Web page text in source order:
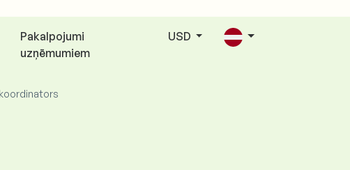
Pakalpojumi
uzņēmumiem
USD